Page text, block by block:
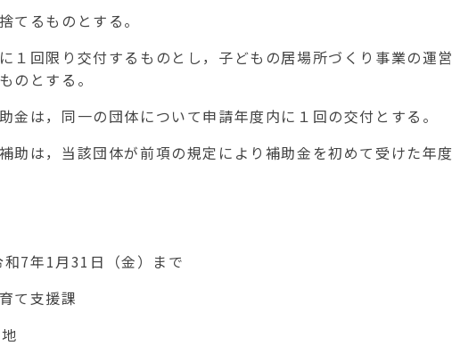
てるものとする。
回限り交付するものとし，子どもの居場所づくり事業の運営
のとする。
は，同一の団体について申請年度内に１回の交付とする。
は，当該団体が前項の規定により補助金を初めて受けた年度
7年1月31 日（金）まで
支援課